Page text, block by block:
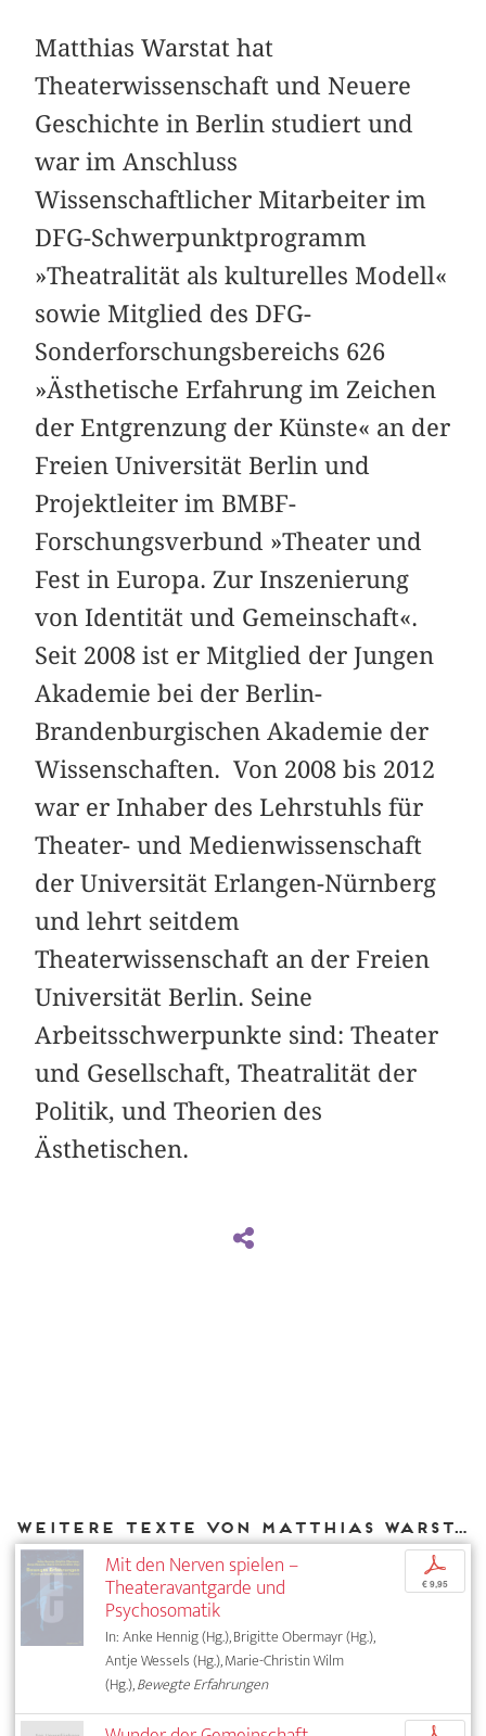
Matthias Warstat hat
Theaterwissenschaft und Neuere
Geschichte in Berlin studiert und
war im Anschluss
Wissenschaftlicher Mitarbeiter im
DFG-Schwerpunktprogramm
»Theatralität als kulturelles Modell«
sowieMitglied des DFG-
Sonderforschungsbereichs 626
»Ästhetische Erfahrung im Zeichen
der Entgrenzung der Künste« an der
Freien Universität Berlin und
Projektleiter im BMBF-
Forschungsverbund »Theater und
Fest in Europa. Zur Inszenierung
von Identität und Gemeinschaft«.
Seit 2008 ist erMitglied der Jungen
Akademie bei der Berlin-
Brandenburgischen Akademie der
Wissenschaften. Von 2008 bis 2012
war er Inhaber des Lehrstuhlsfür
Theater- und Medienwissenschaft
der Universität Erlangen-Nürnberg
und lehrt seitdem
Theaterwissenschaft an der Freien
Universität Berlin. Seine
Arbeitsschwerpunkte sind: Theater
und Gesellschaft, Theatralität der
Politik, und Theorien des
Ästhetischen.
Weitere Texte von Matthias Warstat bei DIAPHANES
Mit den Nerven spielen –
Theateravantgarde und
Psychosomatik
In: Anke Hennig (Hg.), Brigitte Obermayr (Hg.),
Antje Wessels (Hg.), Marie-Christin Wilm
(Hg.),Bewegte Erfahrungen
p
€ 9,95